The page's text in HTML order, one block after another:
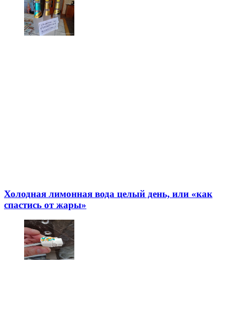
Холодная лимонная вода целый день, или «как
спастись от жары»